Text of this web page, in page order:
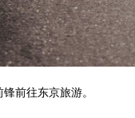
前往东京旅游。